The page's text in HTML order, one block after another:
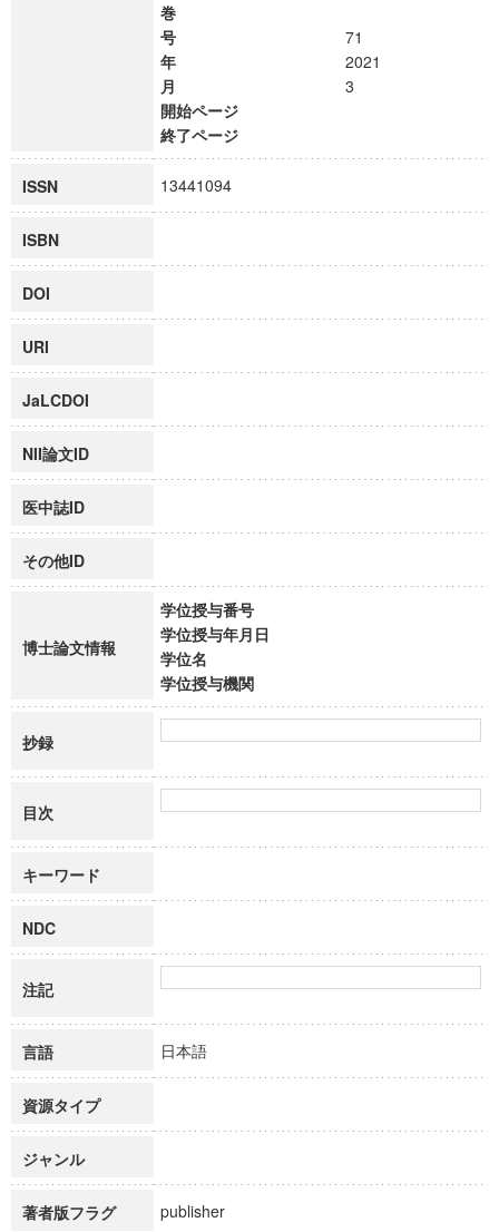
巻
号
71
年
2021
月
3
開始ページ
終了ページ
ISSN 13441094
ISBN
DOI
URI
JaLCDOI
NII論文ID
医中誌ID
その他ID
博士論文情報
学位授与番号
学位授与年月日
学位名
学位授与機関
抄録
目次
キーワード
NDC
注記
言語 日本語
資源タイプ
ジャンル
著者版フラグ publisher